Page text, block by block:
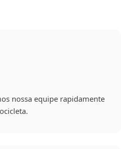
nossa equipe rapidamente